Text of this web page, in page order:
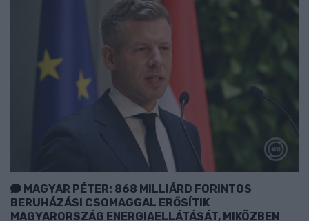
MAGYAR PÉTER: 868 MILLIÁRD FORINTOS
BERUHÁZÁSI CSOMAGGAL ERŐSÍTIK
MAGYARORSZÁG ENERGIAELLÁTÁSÁT, MIKÖZBEN